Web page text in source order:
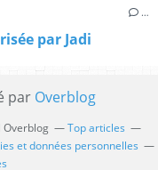
…
par Jadi
par Overblog
Top articles
et données personnelles